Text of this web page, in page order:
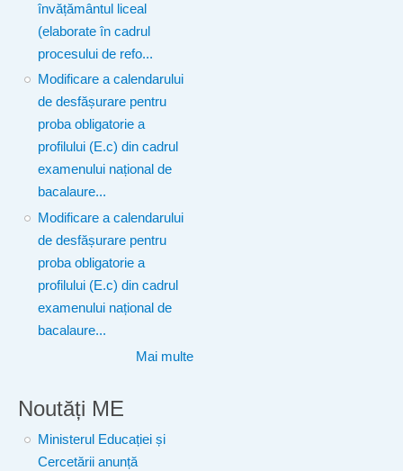
învățământul liceal
(elaborate în cadrul
procesului de refo...
Modificare a calendarului
de desfășurare pentru
proba obligatorie a
profilului (E.c) din cadrul
examenului național de
bacalaure...
Modificare a calendarului
de desfășurare pentru
proba obligatorie a
profilului (E.c) din cadrul
examenului național de
bacalaure...
Mai multe
Noutăți ME
Ministerul Educației și
Cercetării anunță